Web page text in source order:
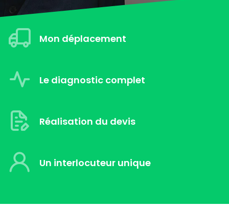
Mon déplacement
Le diagnostic complet
Réalisation du devis
Un interlocuteur unique